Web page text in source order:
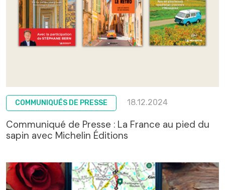
COMMUNIQUÉS DE PRESSE 18.12.2024
Communiqué de Presse : La France au pied du
sapin avec Michelin Éditions